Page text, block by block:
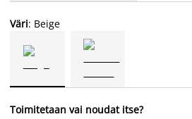
Väri: Beige
Toimitetaan vai noudat itse?